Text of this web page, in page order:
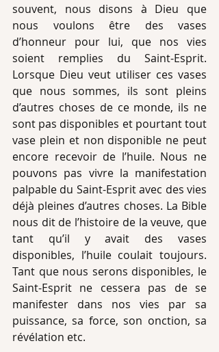
souvent, nous disons à Dieu que
nous voulons être des vases
d’honneur pour lui, que nos vies
soient remplies du Saint-Esprit.
Lorsque Dieu veut utiliser ces vases
que nous sommes, ils sont pleins
d’autres choses de ce monde, ils ne
sont pas disponibles et pourtant tout
vase plein et non disponible ne peut
encore recevoir de l’huile. Nous ne
pouvons pas vivre la manifestation
palpable du Saint-Esprit avec des vies
déjà pleines d’autres choses. La Bible
nous dit de l’histoire de la veuve, que
tant qu’il y avait des vases
disponibles, l’huile coulait toujours.
Tant que nous serons disponibles, le
Saint-Esprit ne cessera pas de se
manifester dans nos vies par sa
puissance, sa force, son onction, sa
révélation etc.